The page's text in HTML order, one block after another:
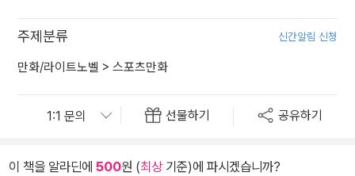
주제분류 신간알림 신청
만화/라이트노벨 > 스포츠만화
선물하기 공유하기
이 책을 알라딘에 500원 (최상기준)에 파시겠습니까?